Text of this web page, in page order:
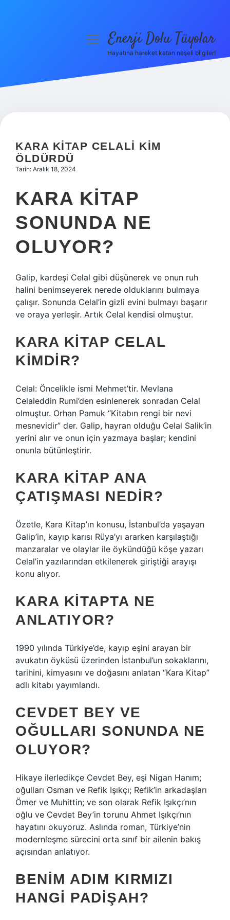
Hakkımızda
menüyüEnerji Dolu Tüyolar
Hayatına hareket katan neşeli bilgiler!
KARA KITAP CELALI KIM
ÖLDÜRDÜ
Tarih: Aralık 18, 2024
KARA KITAP
SONUNDA NE
OLUYOR?
Galip, kardeşi Celal gibi düşünerek ve onun ruh
halini benimseyerek nerede olduklarını bulmaya
çalışır. Sonunda Celal’in gizli evini bulmayı başarır
ve oraya yerleşir. Artık Celal kendisi olmuştur.
KARA KITAP CELAL
KIMDIR?
Celal: Öncelikle ismi Mehmet’tir. Mevlana
Celaleddin Rumi’den esinlenerek sonradan Celal
olmuştur. Orhan Pamuk “Kitabın rengi bir nevi
mesnevidir” der. Galip, hayran olduğu Celal Salik’in
yerini alır ve onun için yazmaya başlar; kendini
onunla bütünleştirir.
KARA KITAP ANA
ÇATIŞMASI NEDIR?
Özetle, Kara Kitap’ın konusu, İstanbul’da yaşayan
Galip’in, kayıp karısı Rüya’yı ararken karşılaştığı
manzaralar ve olaylar ile öykündüğü köşe yazarı
Celal’in yazılarından etkilenerek giriştiği arayışı
konu alıyor.
KARA KITAPTA NE
ANLATIYOR?
1990 yılında Türkiye’de, kayıp eşini arayan bir
avukatın öyküsü üzerinden İstanbul’un sokaklarını,
tarihini, kimyasını ve doğasını anlatan “Kara Kitap”
adlı kitabı yayımlandı.
CEVDET BEY VE
OĞULLARI SONUNDA NE
OLUYOR?
Hikaye ilerledikçe Cevdet Bey, eşi Nigan Hanım;
oğulları Osman ve Refik Işıkçı; Refik’in arkadaşları
Ömer ve Muhittin; ve son olarak Refik Işıkçı’nın
oğlu ve Cevdet Bey’in torunu Ahmet Işıkçı’nın
hayatını okuyoruz. Aslında roman, Türkiye’nin
modernleşme sürecini orta sınıf bir ailenin bakış
açısından anlatıyor.
BENIM ADIM KIRMIZI
HANGI PADIŞAH?